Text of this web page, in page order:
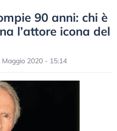
90 anni: chi è
l’attore icona del
Maggio 2020 - 15:14